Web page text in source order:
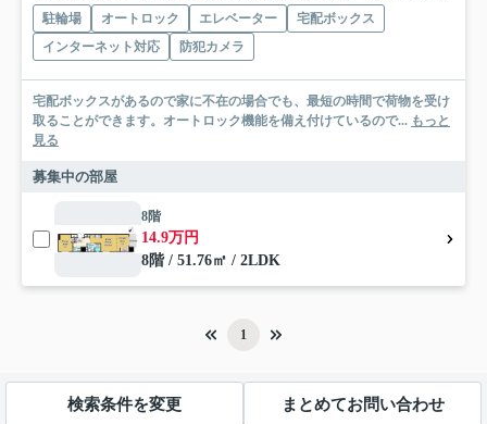
駐輪場 オートロック エレベーター
宅配ボックス
インターネット対応
防犯カメラ
宅配ボックスがあるので家に不在の場合でも、最短の時間で荷物を受け
取ることができます。オートロック機能を備え付けているので... もっと
見る
募集中の部屋
8階
14.9万円
8階 / 51.76㎡ / 2LDK
1
検索条件を変更 まとめてお問い合わせ